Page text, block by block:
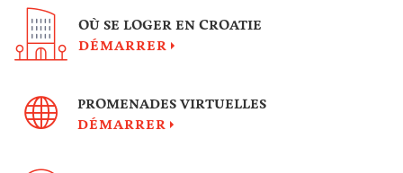
OÙ SE LOGER EN CROATIE
DÉMARRER
PROMENADES VIRTUELLES
DÉMARRER